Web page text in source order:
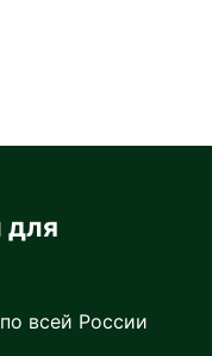
для
всей России